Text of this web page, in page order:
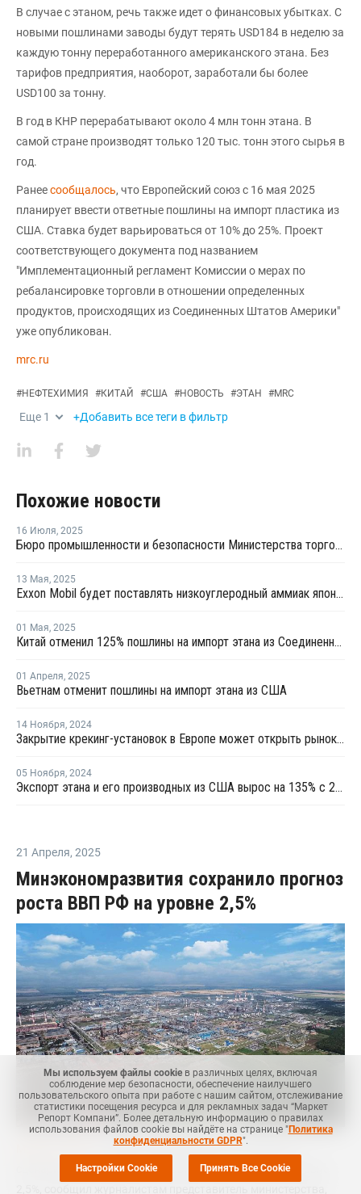
В случае с этаном, речь также идет о финансовых убытках. С
новыми пошлинами заводы будут терять USD184 в неделю за
каждую тонну переработанного американского этана. Без
тарифов предприятия, наоборот, заработали бы более
USD100 за тонну.
В год в КНР перерабатывают около 4 млн тонн этана. В
самой стране производят только 120 тыс. тонн этого сырья в
год.
Ранеесообщалось, что Европейский союз с 16 мая 2025
планирует ввести ответные пошлины на импорт пластика из
США. Ставка будет варьироваться от 10% до 25%. Проект
соответствующего документа под названием
"Имплементационный регламент Комиссии о мерах по
ребалансировке торговли в отношении определенных
продуктов, происходящих из Соединенных Штатов Америки"
уже опубликован.
mrc.ru
#НЕФТЕХИМИЯ #КИТАЙ #США #НОВОСТЬ #ЭТАН #MRC
Еще 1 +Добавить все теги в фильтр
Похожие новости
16 Июля, 2025
Бюро промышленности и безопасности Министерства торговли США сняло экспортные ограничения на поставки этана в Китай
13 Мая, 2025
Exxon Mobil будет поставлять низкоуглеродный аммиак японской компании Marubeni
01 Мая, 2025
Китай отменил 125% пошлины на импорт этана из Соединенных Штатов
01 Апреля, 2025
Вьетнам отменит пошлины на импорт этана из США
14 Ноября, 2024
Закрытие крекинг-установок в Европе может открыть рынок для экспорта этилена из США
05 Ноября, 2024
Экспорт этана и его производных из США вырос на 135% с 2014 по 2023 год
21 Апреля, 2025
Минэкономразвития сохранило прогноз
роста ВВП РФ на уровне 2,5%
-- Минэкономразвития РФ в базовом
сценарии прогнозирует рост ВВП РФ в 2025 году на уровне
Мы используем файлы cookie в различных целях, включая
соблюдение мер безопасности, обеспечение наилучшего
пользовательского опыта при работе с нашим сайтом, отслеживание
статистики посещения ресурса и для рекламных задач “Маркет
Репорт Компани”. Более детальную информацию о правилах
использования файлов cookie вы найдёте на странице "Политика
конфиденциальности GDPR".
Настройки Cookie Принять Все Cookie